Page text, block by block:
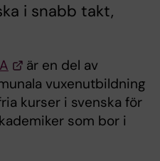
i snabb takt,
är en del av
vuxenutbildning
kurser i svenska för
som bor i